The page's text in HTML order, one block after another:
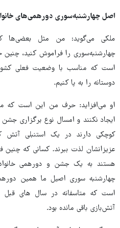
اصل چهارشنبه‌سوری دورهمی‌های
ملکی می‌گوید: من مثل بعضی‌ها
چهارشنبه‌سوری را فراموش کنید، چنین
است که مناسب با وضعیت فعلی
دوستانه را به پا کنیم.
او می‌افزاید: حرف من این است که
ایجاد نکنند و امسال نوع برگزاری
کوچکی دارند در یک استنبلی
عزیزانشان لذت ببرند. کسانی که چنین
هستند به یک جشن و دورهمی
چهارشنبه سوری اصیل ما همین
است که متاسفانه در سال های
آتش‌بازی باقی مانده بود.